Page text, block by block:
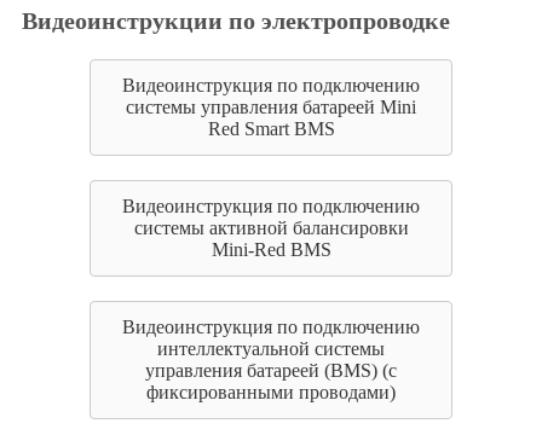
Видеоинструкции по электропроводке
Видеоинструкция по подключению
системы управления батареей Mini
Red Smart BMS
Видеоинструкция по подключению
системы активной балансировки
Mini-Red BMS
Видеоинструкция по подключению
интеллектуальной системы
управления батареей (BMS) (с
фиксированными проводами)